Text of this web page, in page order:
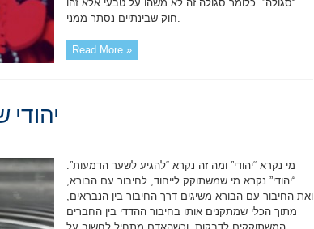
“סגולה”. כלומר סגולה זה לא משהו על טבעי אלא זהו
חוק שבינתיים נסתר ממני.
Read More »
מי נקרא “יהודי” ומה זה נקרא “להגיע לשער הדמעות”.
“יהודי” נקרא מי שמשתוקק לייחוד, לחיבור עם הבורא,
ואת החיבור עם הבורא משיגים דרך החיבור בין הנבראים,
מתוך הכלי שמתקנים אותו בחיבור ההדדי בין החברים